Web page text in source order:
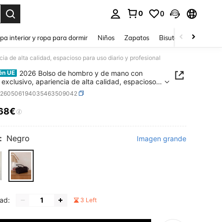
0 0
interior y ropa para dormir Niños Zapatos Bisutería Y
de alta calidad, espacioso para uso diario y profesional
UE
2026 Bolso de hombro y de mano con
exclusivo, apariencia de alta calidad, espacioso
diario y profesional
AND AVAILABILITY
Negro Imagen grande
3 Left